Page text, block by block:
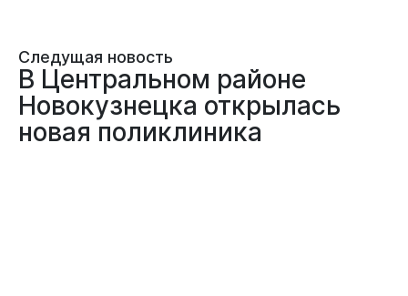
Следущая новость
В Центральном районе
Новокузнецка открылась
новая поликлиника